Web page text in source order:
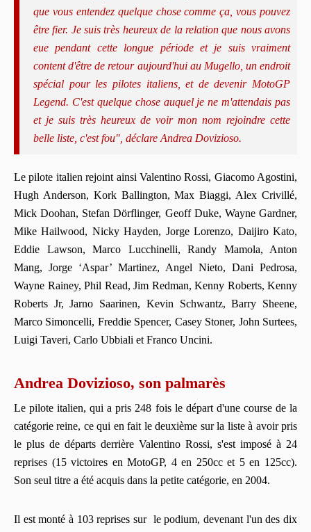
que vous entendez quelque chose comme ça, vous pouvez
être fier. Je suis très heureux de la relation que nous avons
eue pendant cette longue période et je suis vraiment
content d'être de retour aujourd'hui au Mugello, un endroit
spécial pour les pilotes italiens, et de devenir MotoGP
Legend. C'est quelque chose auquel je ne m'attendais pas
et je suis très heureux de voir mon nom rejoindre cette
belle liste, c'est fou", déclare Andrea Dovizioso.
Le pilote italien rejoint ainsi Valentino Rossi, Giacomo Agostini,
Hugh Anderson, Kork Ballington, Max Biaggi, Alex Crivillé,
Mick Doohan, Stefan Dörflinger, Geoff Duke, Wayne Gardner,
Mike Hailwood, Nicky Hayden, Jorge Lorenzo, Daijiro Kato,
Eddie Lawson, Marco Lucchinelli, Randy Mamola, Anton
Mang, Jorge ‘Aspar’ Martinez, Angel Nieto, Dani Pedrosa,
Wayne Rainey, Phil Read, Jim Redman, Kenny Roberts, Kenny
Roberts Jr, Jarno Saarinen, Kevin Schwantz, Barry Sheene,
Marco Simoncelli, Freddie Spencer, Casey Stoner, John Surtees,
Luigi Taveri, Carlo Ubbiali et Franco Uncini.
Andrea Dovizioso, son palmarès
Le pilote italien, qui a pris 248 fois le départ d'une course de la
catégorie reine, ce qui en fait le deuxième sur la liste à avoir pris
le plus de départs derrière Valentino Rossi, s'est imposé à 24
reprises (15 victoires en MotoGP, 4 en 250cc et 5 en 125cc).
Son seul titre a été acquis dans la petite catégorie, en 2004.
Il est monté à 103 reprises sur le podium, devenant l'un des dix